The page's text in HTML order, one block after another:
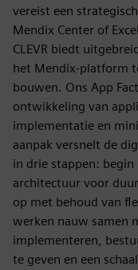
vereist een
Mendix Center of
CLEVR biedt
het Mendix-platform
bouwen. Ons App
ontwikkeling van
implementatie en
aanpak versnelt de
in drie stappen:
architectuur voor
op met behoud van
werken nauw samen
implementeren,
te geven en een